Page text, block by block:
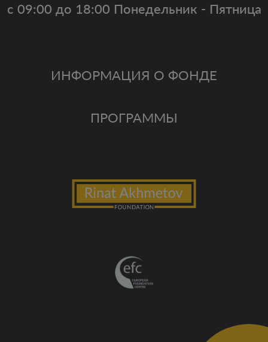
ИНФОРМАЦИЯ О ФОНДЕ
ПРОГРАММЫ
с 09:00 до 18:00 Понедельник - Пятница